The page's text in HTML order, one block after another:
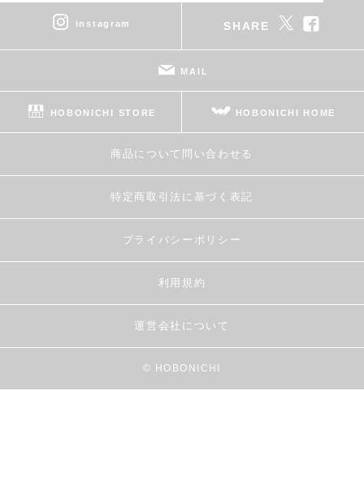
instagram SHARE
MAIL
HOBONICHI STORE HOBONICHI HOME
商品について問い合わせる
特定商取引法に基づく表記
プライバシーポリシー
利用規約
運営会社について
© HOBONICHI